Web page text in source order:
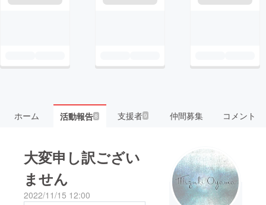
ホーム 活動報告8 支援者9 仲間募集 コメント
大変申し訳ござい
ません
2022/11/15 12:00